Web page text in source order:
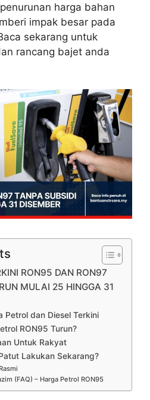
harga bahan
impak besar pada
sekarang untuk
rancang bajet anda
RON95 DAN RON97
MULAI 25 HINGGA 31
Petrol dan Diesel Terkini
RON95 Turun?
Untuk Rakyat
Lakukan Sekarang?
(FAQ) – Harga Petrol RON95